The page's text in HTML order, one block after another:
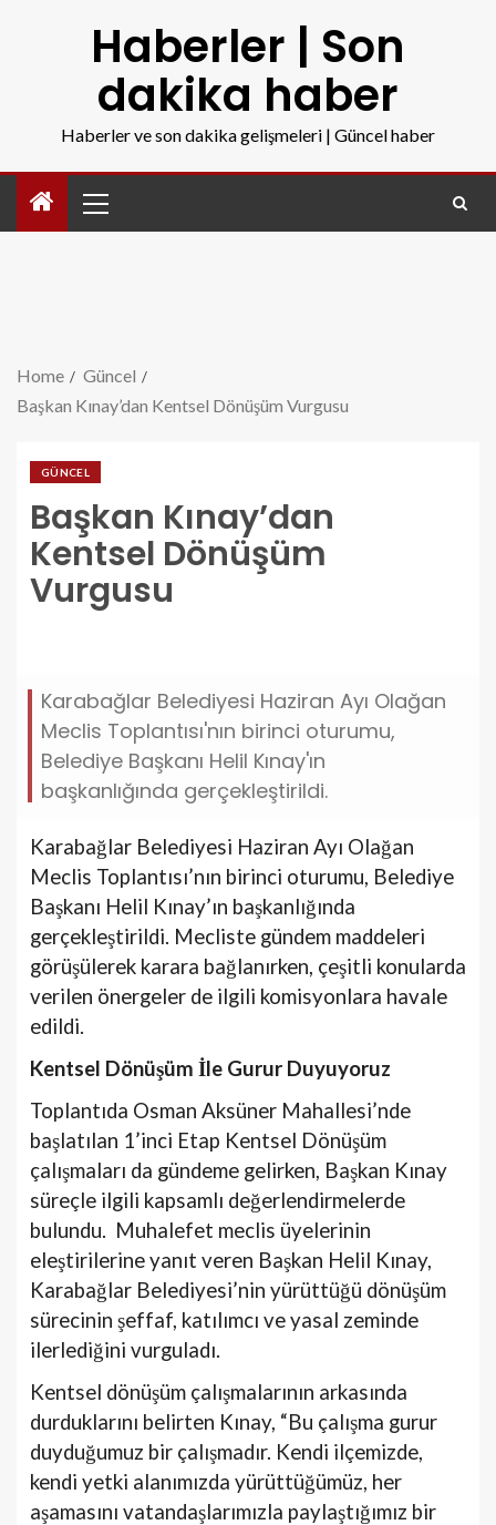
Haberler | Son
dakika haber
Haberler ve son dakika gelişmeleri | Güncel haber
Home
Güncel
Başkan Kınay’dan Kentsel Dönüşüm Vurgusu
GÜNCEL
Başkan Kınay’dan
Kentsel Dönüşüm
Vurgusu
Karabağlar Belediyesi Haziran Ayı Olağan
Meclis Toplantısı'nın birinci oturumu,
Belediye Başkanı Helil Kınay'ın
başkanlığında gerçekleştirildi.
Karabağlar Belediyesi Haziran Ayı Olağan
Meclis Toplantısı’nın birinci oturumu, Belediye
Başkanı Helil Kınay’ın başkanlığında
gerçekleştirildi. Mecliste gündem maddeleri
görüşülerek karara bağlanırken, çeşitli konularda
verilen önergeler de ilgili komisyonlara havale
edildi.
Kentsel Dönüşüm İle Gurur Duyuyoruz
Toplantıda Osman Aksüner Mahallesi’nde
başlatılan 1’inci Etap Kentsel Dönüşüm
çalışmaları da gündeme gelirken, Başkan Kınay
süreçle ilgili kapsamlı değerlendirmelerde
bulundu. Muhalefet meclis üyelerinin
eleştirilerine yanıt veren Başkan Helil Kınay,
Karabağlar Belediyesi’nin yürüttüğü dönüşüm
sürecinin şeffaf, katılımcı ve yasal zeminde
ilerlediğini vurguladı.
Kentsel dönüşüm çalışmalarının arkasında
durduklarını belirten Kınay, “Bu çalışma gurur
duyduğumuz bir çalışmadır. Kendi ilçemizde,
kendi yetki alanımızda yürüttüğümüz, her
aşamasını vatandaşlarımızla paylaştığımız bir